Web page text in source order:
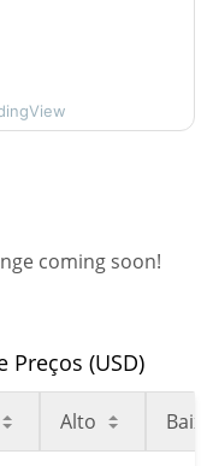
coming soon!
(USD)
Alto